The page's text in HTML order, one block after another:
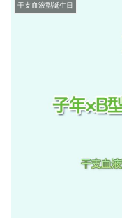
干支血液型誕生日